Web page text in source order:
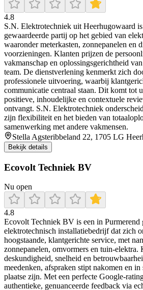
4.8
S.N. Elektrotechniek uit Heerhugowaard
gewaardeerde partij op het gebied van
waaronder meterkasten, zonnepanelen en
voorzieningen. Klanten prijzen de
vakmanschap en oplossingsgerichtheid
team. De dienstverlening kenmerkt zich
professionele uitvoering, waarbij
communicatie centraal staan. Dit komt tot
positieve, inhoudelijke en contextuele
ontvangt. S.N. Elektrotechniek
zijn flexibiliteit en het bieden van
samenwerking met andere vakmensen.
Stella Agsteribbeland 22, 1705 LG
Bekijk details
Ecovolt Techniek BV
Nu open
4.8
Ecovolt Techniek BV is een in Purmerend
elektrotechnisch installatiebedrijf dat zich
hoogstaande, klantgerichte service, met
zonnepanelen, omvormers en tuin‑elektra.
deskundigheid, snelheid en
meedenken, afspraken stipt nakomen en
plaatse zijn. Met een perfecte
authentieke, genuanceerde feedback via